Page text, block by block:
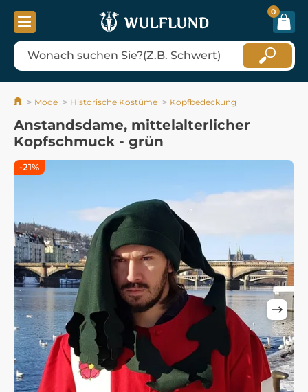
0
Mode Historische Kostüme Kopfbedeckung
Anstandsdame, mittelalterlicher
Kopfschmuck - grün
-21%